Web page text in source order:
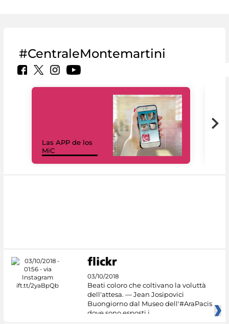
#CentraleMontemartini
Las APP de los
MiC
03/10/2018
Beati coloro che coltivano la voluttà
dell'attesa. — Jean Josipovici
Buongiorno dal Museo dell'#AraPacis
dove sono esposti i